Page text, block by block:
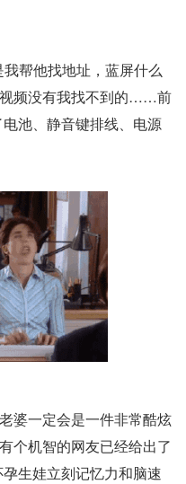
帮他找地址，蓝屏什么
频没有我找不到的……前
池、静音键排线、电源
婆一定会是一件非常酷炫
个机智的网友已经给出了
生娃立刻记忆力和脑速